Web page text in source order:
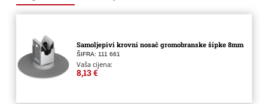
Samoljepivi krovni nosač gromobranske šipke 8mm
ŠIFRA: 111 661
Vaša cijena:
8,13 €